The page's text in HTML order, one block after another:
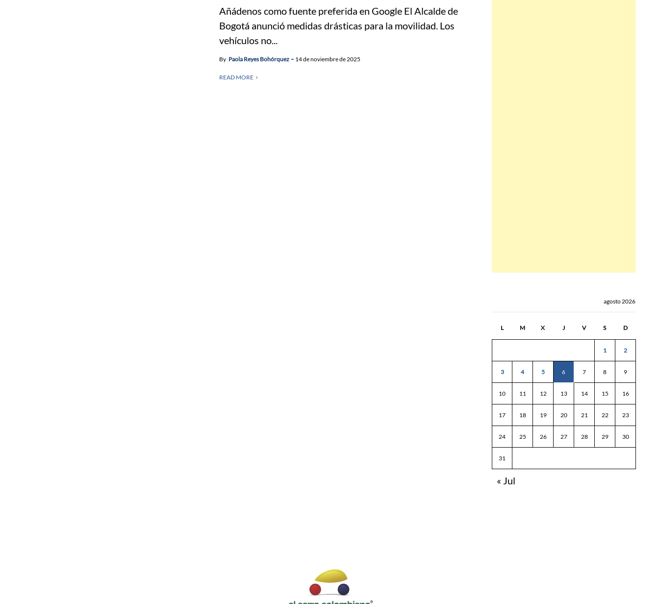
Añádenos como fuente preferida en Google El Alcalde de
Bogotá anunció medidas drásticas para la movilidad. Los
vehículos no...
By Paola Reyes Bohórquez 14 de noviembre de 2025
READ MORE
agosto 2026
L M X J V S D
1 2
3 4 5 6 7 8 9
10 11 12 13 14 15 16
17 18 19 20 21 22 23
24 25 26 27 28 29 30
31
« Jul